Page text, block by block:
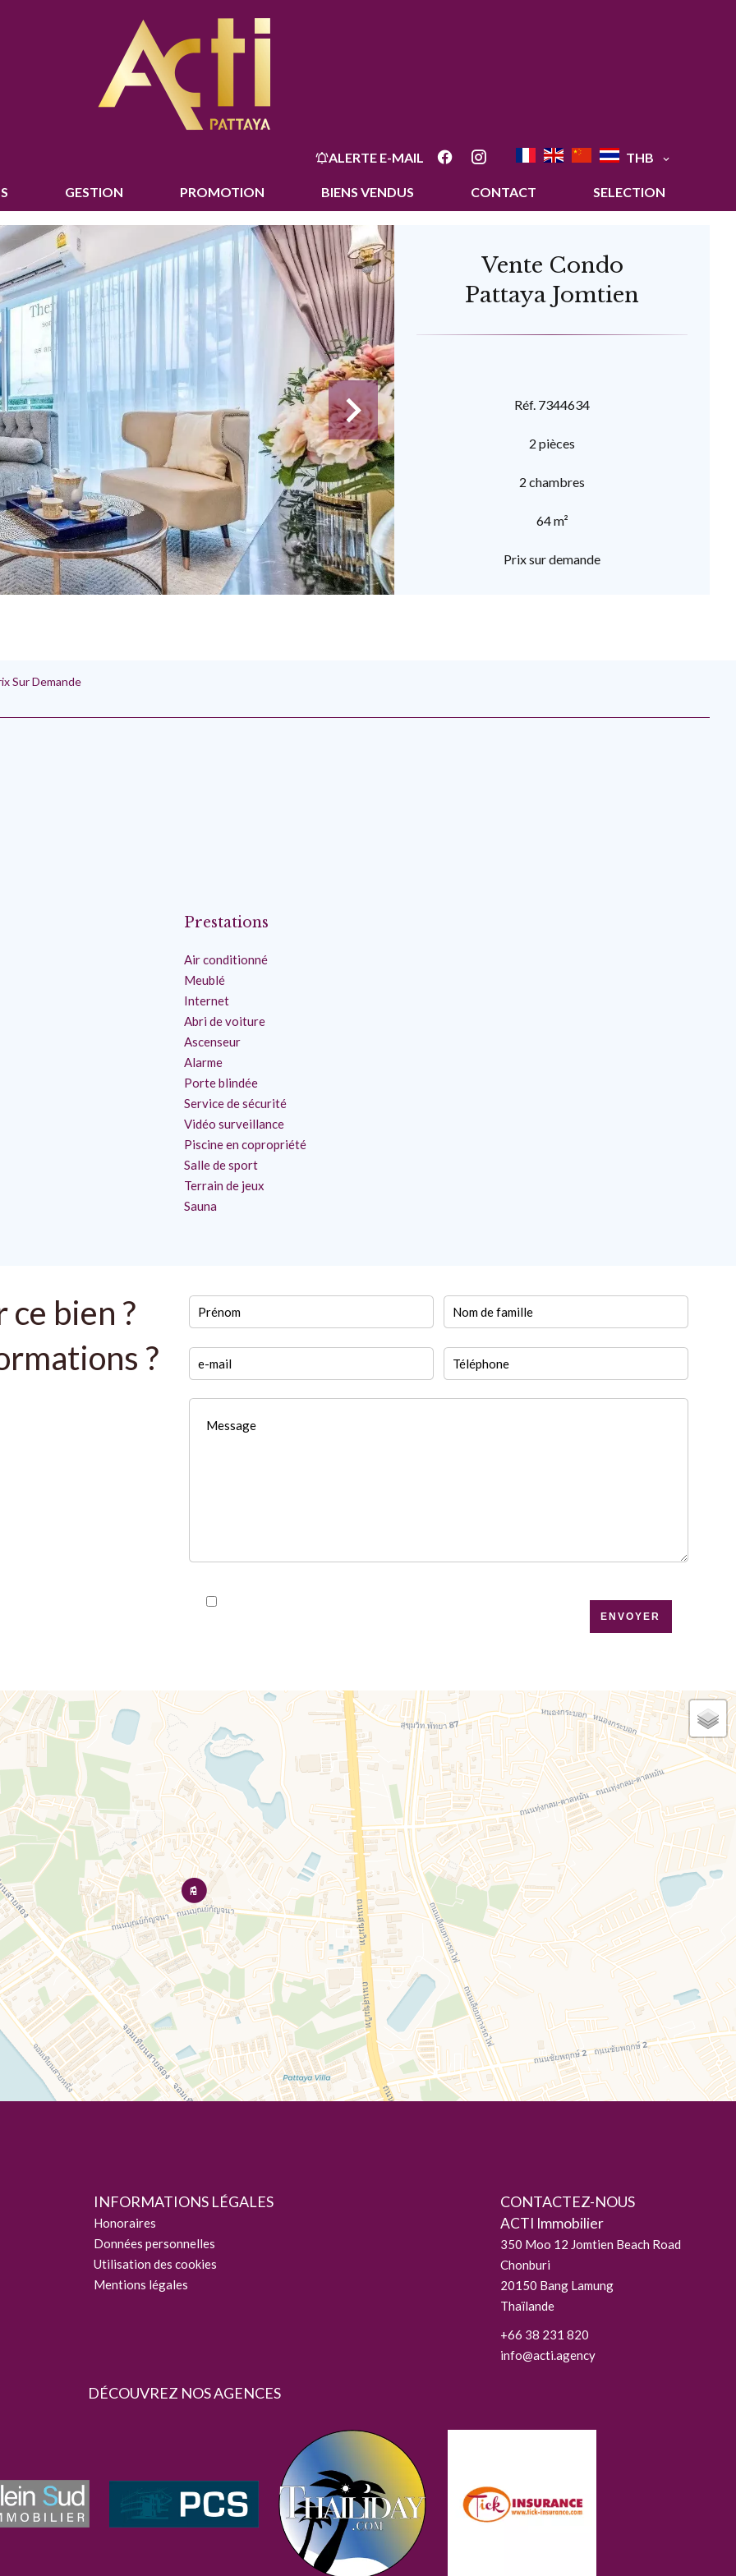
ALERTE E-MAIL THB
GESTION PROMOTION BIENS VENDUS CONTACT SELECTION
Vente Condo
Pattaya Jomtien
Réf. 7344634
2 pièces
2 chambres
64 m²
Prix sur demande
Sur Demande
Prestations
Air conditionné
Meublé
Internet
Abri de voiture
Ascenseur
Alarme
Porte blindée
Service de sécurité
Vidéo surveillance
Piscine en copropriété
Salle de sport
Terrain de jeux
Sauna
bien ?
?
ENVOYER
INFORMATIONS LÉGALES
Honoraires
Données personnelles
Utilisation des cookies
Mentions légales
CONTACTEZ-NOUS
ACTI Immobilier
350 Moo 12 Jomtien Beach Road
Chonburi
20150 Bang Lamung
Thaïlande
+66 38 231 820
info@acti.agency
DÉCOUVREZ NOS AGENCES